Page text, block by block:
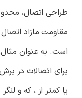
طراحی اتصال،
مقاومت مازاد
برای اتصالات در
یا کمتر از ، که و